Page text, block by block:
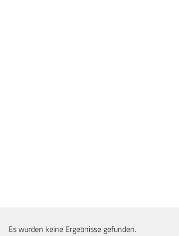
Es wurden keine Ergebnisse gefunden.